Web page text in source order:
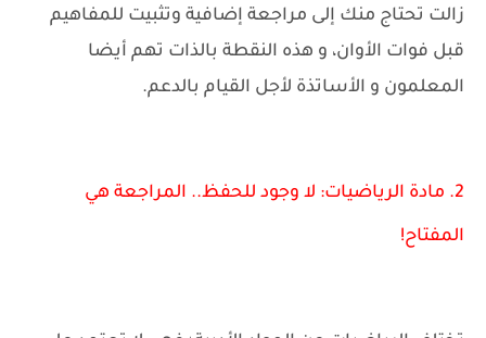
زالت تحتاج منك إلى مراجعة إضافية وتثبيت للمفاهيم
قبل فوات الأوان، و هذه النقطة بالذات تهم أيضا
المعلمون و الأساتذة لأجل القيام بالدعم.
2. مادة الرياضيات: لا وجود للحفظ.. المراجعة هي
المفتاح!